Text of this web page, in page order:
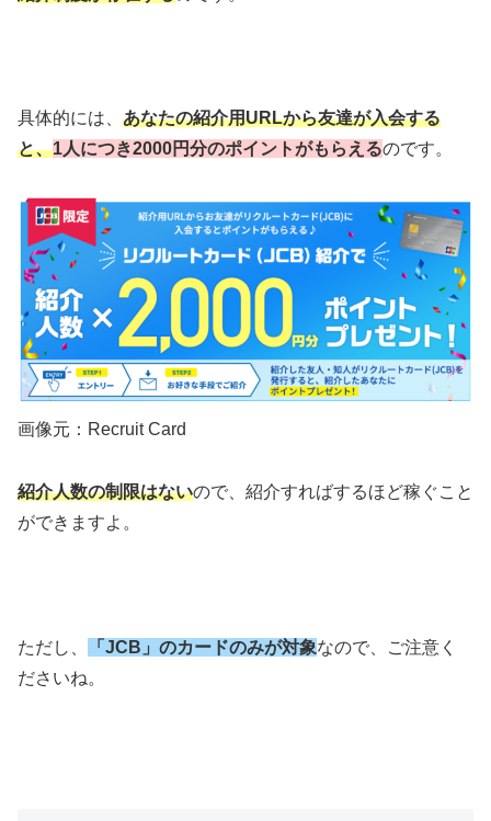
具体的には、 あなたの紹介用URLから友達が入会する
と、1人につき2000円分のポイントがもらえるのです。
画像元：Recruit Card
紹介人数の制限はないので、紹介すればするほど稼ぐこと
ができますよ。
ただし、 「JCB」のカードのみが対象なので、ご注意く
ださいね。